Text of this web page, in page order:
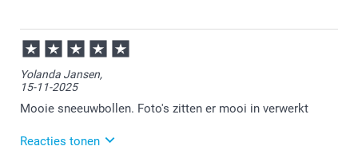
29-12-2025
15:11
Heel erg leuk!
Daar doen we het voor.
Yolanda Jansen,
15-11-2025
Mooie sneeuwbollen. Foto's zitten er mooi in verwerkt
Reacties tonen